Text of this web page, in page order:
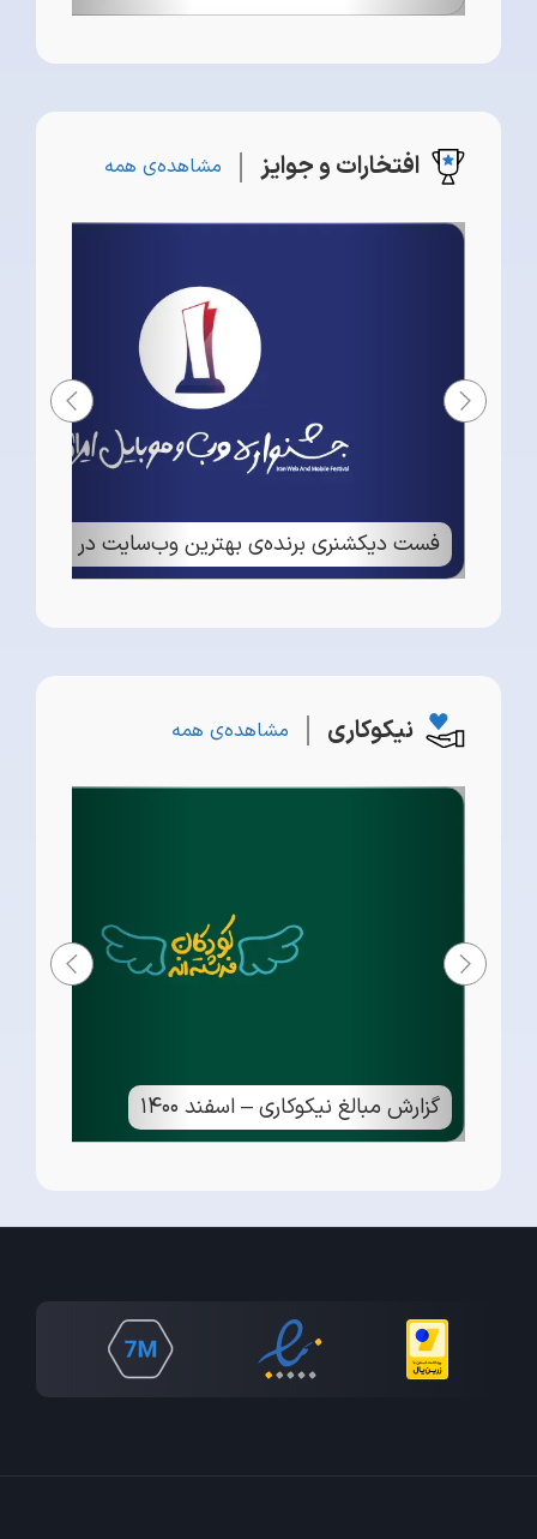
افتخارات و جوایز مشاهده‌ی همه
نیکوکاری مشاهده‌ی همه
گزارش مبالغ نیکوکاری – اسفند ۱۴۰۰